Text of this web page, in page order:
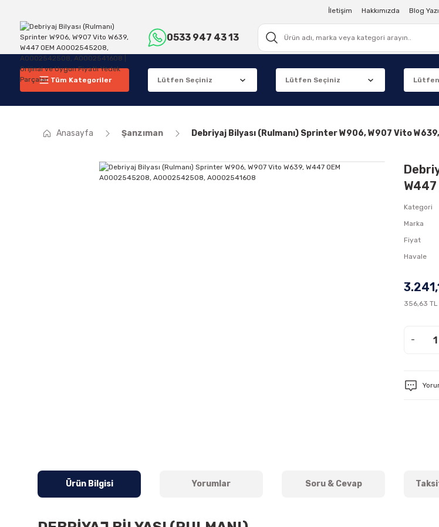
İletişim Hakkımızda Blog
0533 947 43 13
Tüm Kategoriler
Anasayfa Şanzıman Debriyaj Bilyası (Rulmanı) Sprinter W906, W907 Vito
Kategori
Marka
Fiyat
Havale
356,63
-
Ürün Bilgisi Yorumlar Soru & Cevap